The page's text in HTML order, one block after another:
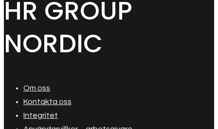
HR GROUP
NORDIC
Om oss
Kontakta oss
Integritet